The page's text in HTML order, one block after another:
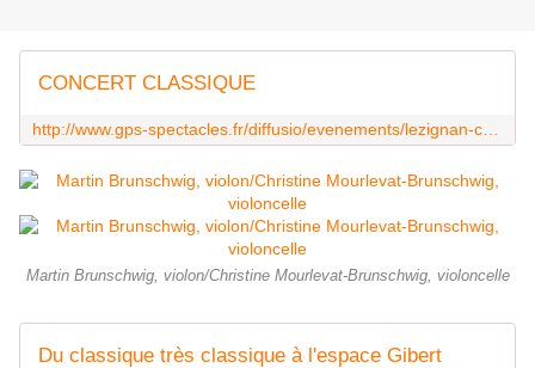
CONCERT CLASSIQUE
Martin Brunschwig, violon/Christine Mourlevat-Brunschwig, violoncelle
Du classique très classique à l'espace Gibert